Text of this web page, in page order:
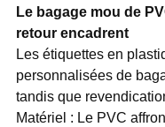
Le bagage mou de
retour encadrent
Les étiquettes en
personnalisées de
tandis que
Matériel : Le PVC